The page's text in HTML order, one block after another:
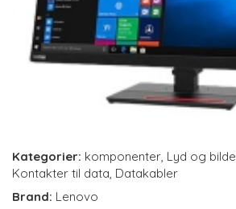
Kategorier: komponenter Lyd og bilde
Kontakter til data Datakabler
Brand: Lenovo